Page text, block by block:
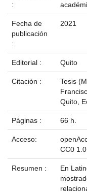
:
Fecha de
publicación
:
2021
Editorial : Quito
Citación :
Tesis
Quito,
Páginas : 66 h.
Acceso:
CC0
Resumen :
En